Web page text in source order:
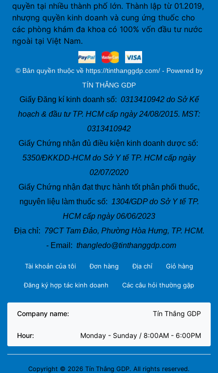
quyền tại nhiều thành phố lớn. Thành lập từ 01.2019,
nhượng quyền kinh doanh và cung ứng thuốc cho
các phòng khám đa khoa có 100% vốn đầu tư nước
ngoài tại Việt Nam.
© Bản quyền thuộc về https://tinthanggdp.com/ - Powered by
TÍN THẮNG GDP
Giấy Đăng kí kinh doanh số: 0313410942 do Sở Kế
hoạch & đầu tư TP. HCM cấp ngày 24/08/2015. MST:
0313410942
Giấy Chứng nhận đủ điều kiện kinh doanh dược số:
5350/ĐKKDD-HCM do Sở Y tế TP. HCM cấp ngày
02/07/2020
Giấy Chứng nhận đạt thực hành tốt phân phối thuốc,
nguyên liệu làm thuốc số: 1304/GDP do Sở Y tế TP.
HCM cấp ngày 06/06/2023
Địa chỉ: 79CT Tam Đảo, Phường Hòa Hưng, TP. HCM.
- Email: thangledo@tinthanggdp.com
Tài khoản của tôi Đơn hàng Địa chỉ Giỏ hàng
Đăng ký hợp tác kinh doanh Các câu hỏi thường gặp
Company name: Tín Thắng GDP
Hour: Monday - Sunday / 8:00AM - 6:00PM
Copyright © 2026 Tín Thắng GDP. All rights reserved.